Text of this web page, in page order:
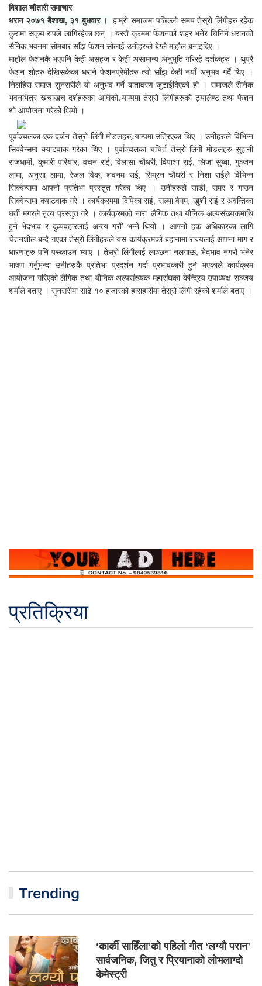
विशाल चौतारी समाचार
धरान २०७१ बैशाख, ३१ बुधवार ।
हाम्रो समाजमा पछिल्लो समय तेस्रो लिंगीहरु रहेक
कुरामा सकृय रुपले लागिरहेका छन् । यस्तै क्रममा फेशनको शहर भनेर चिनिने धरानको
सैनिक भवनमा सोमबार साँझ फेशन सोलाई उनीहरुले बेग्लै माहौल बनाइदिए ।
माहौल फेशनकै भएपनि केही असहज र केही असामान्य अनुभूति गरिरहे दर्शकहरु । थुप्रै
फेशन शोहरु देखिसकेका धराने फेशनप्रेमीहरु त्यो साँझ केही नयाँ अनुभव गर्दै थिए ।
निलहिरा समाज सुनसरीले यो अनुभव गर्ने बातावरण जुटाईदिएको हो । समाजले सैनिक
भवनभित्र खचाखच दर्शहरुका अघिको र्‍याम्पमा तेस्रो लिंगीहरुको ट्यालेण्ट तथा फेशन
शो आयोजना गरेको थियो ।
पूर्वाञ्चलका एक दर्जन तेस्रो लिंगी मोडलहरु र्‍याम्पमा उत्रिएका थिए । उनीहरुले विभिन्न
सिक्वेन्समा क्याटवाक गरेका थिए । पुर्वाञ्चलका चचिर्त तेस्रो लिंगी मोडलहरु सुहानी
राजधामी, कुमारी परियार, वचन राई, विलासा चौधरी, विपाशा राई, लिजा सुब्बा, गुञ्जन
लामा, अनुसा लामा, रेजल विक, शवनम राई, सिम्रन चौधरी र निशा राईले विभिन्न
सिक्वेन्समा आफ्नो प्रतिभा प्रस्तुत गरेका थिए । उनीहरुले साडी, समर र गाउन
सिक्वेन्समा क्याटवाक गरे । कार्यक्रममा दिपिका राई, सल्मा वेगम, खुशी राई र अवन्तिका
घर्ती मगरले नृत्य प्रस्तुत गरे । कार्यक्रमको नारा ‘लैंगिक तथा यौनिक अल्पसंख्यकमाथि
हुने भेदभाव र दुव्र्यवहारलाई अन्त्य गरौं’ भन्ने थियो । आफ्नो हक अधिकारका लागि
चेतनशील बन्दै गएका तेस्रो लिंगीहरुले यस कार्यक्रमको बहानामा राज्यलाई आफ्ना माग र
धारणाहरु पनि पस्काउन भ्याए । तेस्रो लिंगीलाई लाञ्छना नलगाऊ, भेदभाव नगरौं भनेर
भाषण गर्नुभन्दा उनीहरुकै प्रतिभा प्रदर्शन गर्दा प्रभावकारी हुने भएकाले कार्यक्रम
आयोजना गरिएको लैंगिक तथा यौनिक अल्पसंख्यक महासंघका केन्द्रिय उपाध्यक्ष सञ्जय
शर्माले बताए । सुनसरीमा साढे १० हजारको हाराहारीमा तेस्रो लिंगी रहेको शर्माले बताए ।
प्रतिक्रिया
Trending
‘कार्की साहिँला’को पहिलो गीत ‘लग्यौ परान’
सार्वजनिक, जितु र प्रियानाको लोभलाग्दो
केमेस्ट्री